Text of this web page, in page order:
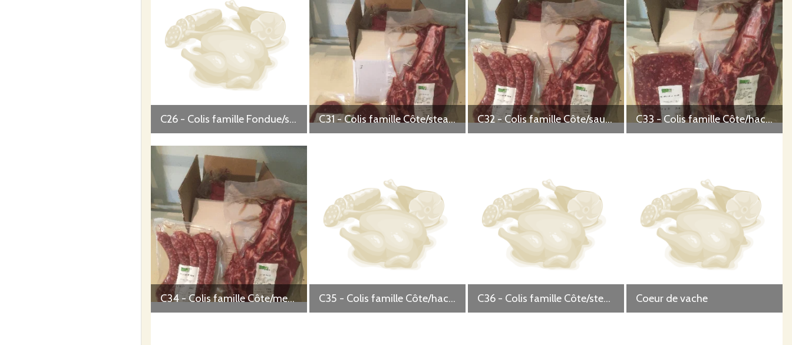
C26 - Colis famille Fondue/steacks hachés/saucisses C31 - Colis famille Côte/steaks hachés C32 - Colis famille Côte/saucisses C33 - Colis famille Côte/haché vrac
C34 - Colis famille Côte/merguez C35 - Colis famille Côte/haché vrac/saucisses C36 - Colis famille Côte/steacks hachés/saucisses Coeur de vache